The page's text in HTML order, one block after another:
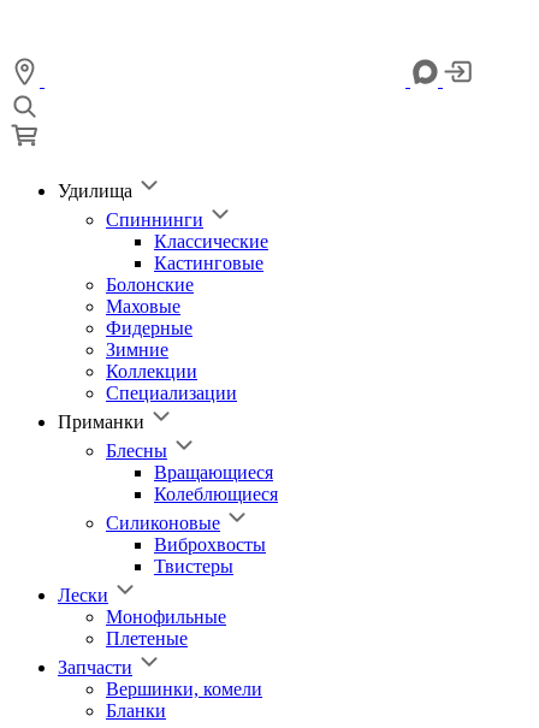
Удилища
Спиннинги
Классические
Кастинговые
Болонские
Маховые
Фидерные
Зимние
Коллекции
Специализации
Приманки
Блесны
Вращающиеся
Колеблющиеся
Силиконовые
Виброхвосты
Твистеры
Лески
Монофильные
Плетеные
Запчасти
Вершинки, комели
Бланки